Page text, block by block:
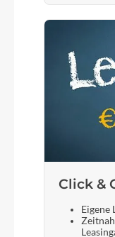
Click &
Eigene